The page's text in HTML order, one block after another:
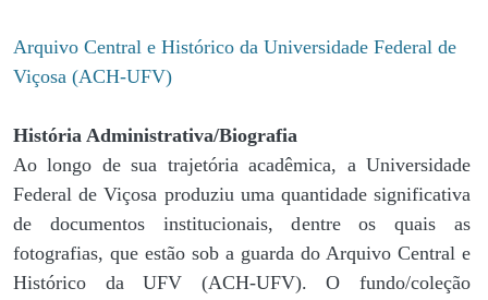
Arquivo Central e Histórico da Universidade Federal de
Viçosa (ACH-UFV)
História Administrativa/Biografia
Ao longo de sua trajetória acadêmica, a Universidade
Federal de Viçosa produziu uma quantidade significativa
de documentos institucionais, dentre os quais as
fotografias, que estão sob a guarda do Arquivo Central e
Histórico da UFV (ACH-UFV). O fundo/coleção